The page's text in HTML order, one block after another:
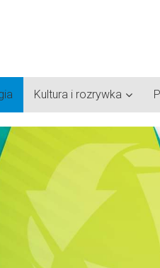
Kultura i rozrywka